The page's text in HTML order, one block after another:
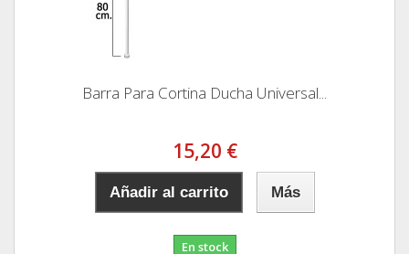
Barra Para Cortina Ducha Universal...
15,20 €
Añadir al carrito Más
En stock